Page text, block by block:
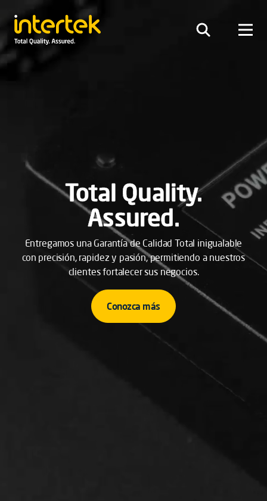
Total Quality.
Assured.
Entregamos una Garantía de Calidad Total inigualable
con precisión, rapidez y pasión, permitiendo a nuestros
clientes fortalecer sus negocios.
Conozca más